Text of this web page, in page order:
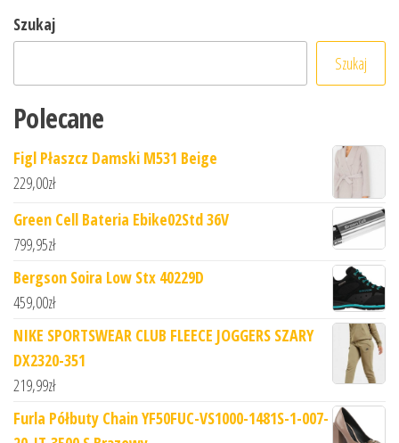
Szukaj
Szukaj
Polecane
Figl Płaszcz Damski M531 Beige
229,00zł
Green Cell Bateria Ebike02Std 36V
799,95zł
Bergson Soira Low Stx 40229D
459,00zł
NIKE SPORTSWEAR CLUB FLEECE JOGGERS SZARY
DX2320-351
219,99zł
Furla Półbuty Chain YF50FUC-VS1000-1481S-1-007-